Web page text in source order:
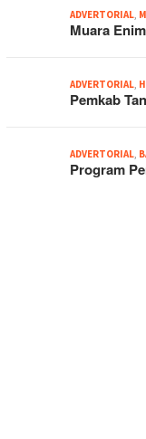
ADVERTORIAL,
Muara
ADVERTORIAL,
Pemkab
ADVERTORIAL,
Program